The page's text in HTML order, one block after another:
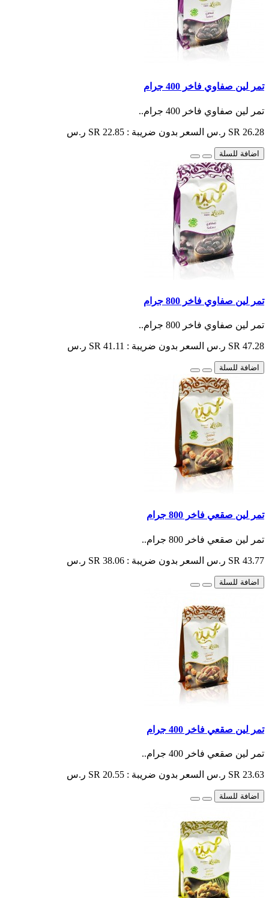
تمر لين صفاوي فاخر 400 جرام
تمر لين صفاوي فاخر 400 جرام..
SR 26.28 ر.س السعر بدون ضريبة : SR 22.85 ر.س
اضافة للسلة
تمر لين صفاوي فاخر 800 جرام
تمر لين صفاوي فاخر 800 جرام..
SR 47.28 ر.س السعر بدون ضريبة : SR 41.11 ر.س
اضافة للسلة
تمر لين صقعي فاخر 800 جرام
تمر لين صقعي فاخر 800 جرام..
SR 43.77 ر.س السعر بدون ضريبة : SR 38.06 ر.س
اضافة للسلة
تمر لين صقعي فاخر 400 جرام
تمر لين صقعي فاخر 400 جرام..
SR 23.63 ر.س السعر بدون ضريبة : SR 20.55 ر.س
اضافة للسلة